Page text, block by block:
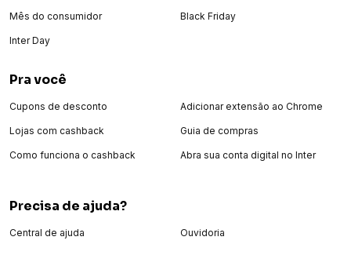
Mês do consumidor
Inter Day
Black Friday
Pra você
Cupons de desconto
Lojas com cashback
Como funciona o cashback
Adicionar extensão ao Chrome
Guia de compras
Abra sua conta digital no Inter
Precisa de ajuda?
Central de ajuda Ouvidoria